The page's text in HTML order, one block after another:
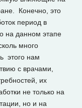
Конечно, это
период в
на данном этапе
много
этого нам
с врачами,
их
не только на
но и на